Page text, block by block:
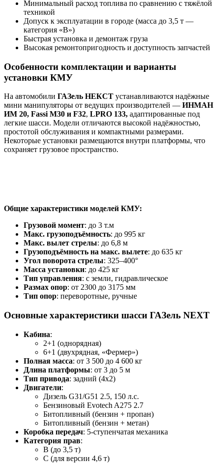
Минимальный расход топлива по сравнению с тяжёлой
техникой
Допуск к эксплуатации в городе (масса до 3,5 т —
категория «B»)
Быстрая установка и демонтаж груза
Высокая ремонтопригодность и доступность запчастей
Особенности комплектации и варианты
установки КМУ
На автомобили ГАЗель НЕКСТ устанавливаются надёжные
мини манипуляторы от ведущих производителей — ИНМАН
ИМ 20, Fassi M30 и F32, LPRO 133, адаптированные под
легкие шасси. Модели отличаются высокой надёжностью,
простотой обслуживания и компактными размерами.
Некоторые установки размещаются внутри платформы, что
сохраняет грузовое пространство.
Общие характеристики моделей КМУ:
Грузовой момент: до 3 т.м
Макс. грузоподъёмность: до 995 кг
Макс. вылет стрелы: до 6,8 м
Грузоподъёмность на макс. вылете: до 635 кг
Угол поворота стрелы: 325–400°
Масса установки: до 425 кг
Тип управления: с земли, гидравлическое
Размах опор: от 2300 до 3175 мм
Тип опор: переворотные, ручные
Основные характеристики шасси ГАЗель NEXT
Кабина:
2+1 (однорядная)
6+1 (двухрядная, «Фермер»)
Полная масса: от 3 500 до 4 600 кг
Длина платформы: от 3 до 5 м
Тип привода: задний (4x2)
Двигатели:
Дизель G31/G51 2.5, 150 л.с.
Бензиновый Evotech A275 2.7
Битопливный (бензин + пропан)
Битопливный (бензин + метан)
Коробка передач: 5-ступенчатая механика
Категория прав:
B (до 3,5 т)
C (для версии 4,6 т)